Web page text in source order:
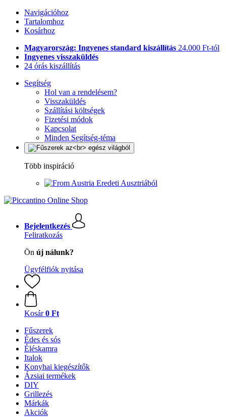
Navigációhoz
Tartalomhoz
Kosárhoz
Magyarország: Ingyenes standard kiszállítás 24.000 Ft-tól
Ingyenes visszaküldés
24 órás kiszállítás
Segítség
Hol van a rendelésem?
Visszaküldés
Szállítási költségek
Fizetési módok
Kapcsolat
Minden Segítség-téma
Több inspiráció
Eredeti Ausztriából
Bejelentkezés
Feliratkozás
Ön új nálunk?
Ügyfélfiók nyitása
Kosár 0 Ft
Fűszerek
Édes és sós
Éléskamra
Italok
Konyhai kiegészítők
Ázsiai termékek
DIY
Grillezés
Márkák
Akciók